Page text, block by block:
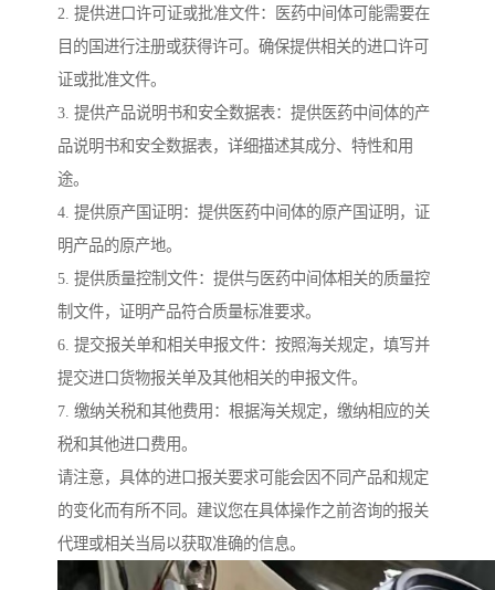
2. 提供进口许可证或批准文件：医药中间体可能需要在
目的国进行注册或获得许可。确保提供相关的进口许可
证或批准文件。
3. 提供产品说明书和安全数据表：提供医药中间体的产
品说明书和安全数据表，详细描述其成分、特性和用
途。
4. 提供原产国证明：提供医药中间体的原产国证明，证
明产品的原产地。
5. 提供质量控制文件：提供与医药中间体相关的质量控
制文件，证明产品符合质量标准要求。
6. 提交报关单和相关申报文件：按照海关规定，填写并
提交进口货物报关单及其他相关的申报文件。
7. 缴纳关税和其他费用：根据海关规定，缴纳相应的关
税和其他进口费用。
请注意，具体的进口报关要求可能会因不同产品和规定
的变化而有所不同。建议您在具体操作之前咨询的报关
代理或相关当局以获取准确的信息。